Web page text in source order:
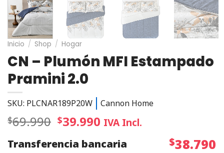
Inicio / Shop / Hogar
CN – Plumón MFI Estampado
Pramini 2.0
SKU: PLCNAR189P20W Cannon Home
$69.990 $39.990 IVA Incl.
Transferencia bancaria
$38.790